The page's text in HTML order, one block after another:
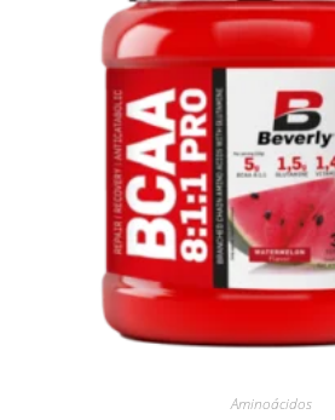
Aminoácidos